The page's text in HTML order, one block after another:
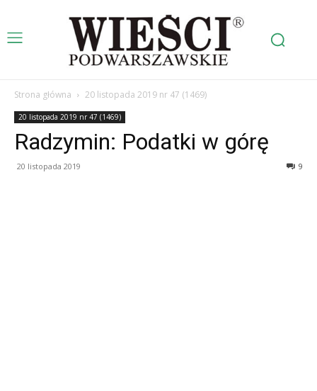
Strona główna 20 listopada 2019 nr 47 (1469)
20 listopada 2019 nr 47 (1469)
Radzymin: Podatki w górę
20 listopada 2019 9